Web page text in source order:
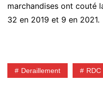
marchandises ont couté
32 en 2019 et 9 en 2021.
Deraillement RDC